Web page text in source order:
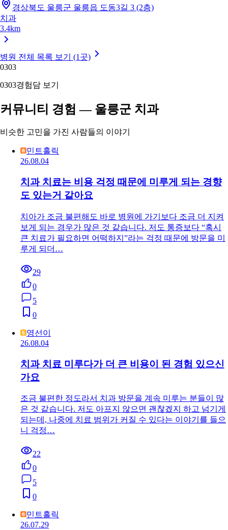
경상북도 울릉군 울릉읍 도동3길 3 (2층)
치과
3.4km
병원 전체 목록 보기 (1곳)
0303
0303경험담 보기
커뮤니티 경험 — 울릉군 치과
비슷한 고민을 가진 사람들의 이야기
민트홀릭
26.08.04
치과 치료는 비용 걱정 때문에 미루게 되는 경향
도 있는거 같아요
치아가 조금 불편해도 바로 병원에 가기보다 조금 더 지켜
보게 되는 경우가 많은 것 같습니다. 저도 통증보다 “혹시
큰 치료가 필요하면 어떡하지”라는 걱정 때문에 방문을 미
루게 되더…
29
0
5
0
영선이
26.08.04
치과 치료 미루다가 더 큰 비용이 된 경험 있으신
가요
조금 불편한 정도라서 치과 방문을 계속 미루는 분들이 많
은 것 같습니다. 저도 아프지 않으면 괜찮겠지 하고 넘기게
되는데, 나중에 치료 범위가 커질 수 있다는 이야기를 들으
니 걱정…
22
0
5
0
민트홀릭
26.07.29